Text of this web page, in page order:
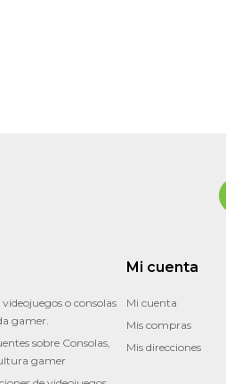
o consolas
gamer.
sobre Consolas,
gamer
Mi cuenta
Mi cuenta
Mis compras
Mis direcciones